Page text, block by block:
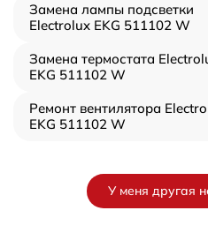
Замена лампы подсветки
Electrolux EKG 511102 W
Замена термостата
EKG 511102 W
Ремонт вентилятора
EKG 511102 W
У меня другая